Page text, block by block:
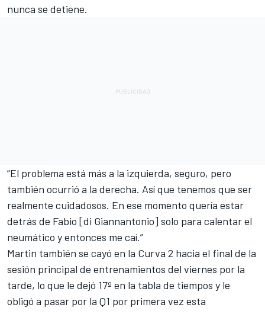
nunca se detiene.
“El problema está más a la izquierda, seguro, pero
también ocurrió a la derecha. Así que tenemos que ser
realmente cuidadosos. En ese momento quería estar
detrás de Fabio [di Giannantonio] solo para calentar el
neumático y entonces me caí.”
Martin también se cayó en la Curva 2 hacia el final de la
sesión principal de entrenamientos del viernes por la
tarde, lo que le dejó 17º en la tabla de tiempos y le
obligó a pasar por la Q1 por primera vez esta